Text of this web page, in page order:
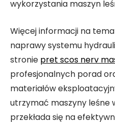
wykorzystania maszyn
Więcej informacji na
naprawy systemu
stronie pret scos nerv
profesjonalnych porad
materiałów
utrzymać maszyny leśne
przekłada się na